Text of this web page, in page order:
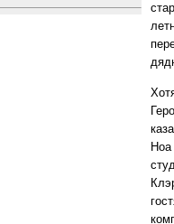
Ноа